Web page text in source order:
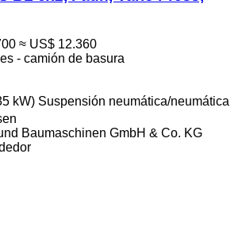
≈ US$ 12.360
- camión de basura
kW) Suspensión neumática/neumática
Baumaschinen GmbH & Co. KG